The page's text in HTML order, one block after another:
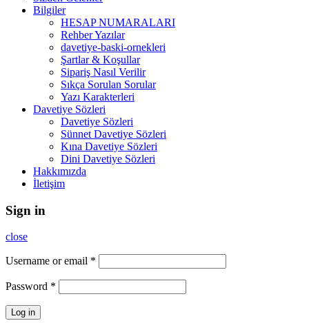
Bilgiler
HESAP NUMARALARI
Rehber Yazılar
davetiye-baski-ornekleri
Şartlar & Koşullar
Sipariş Nasıl Verilir
Sıkça Sorulan Sorular
Yazı Karakterleri
Davetiye Sözleri
Davetiye Sözleri
Sünnet Davetiye Sözleri
Kına Davetiye Sözleri
Dini Davetiye Sözleri
Hakkımızda
İletişim
Sign in
close
Username or email *
Password *
Log in